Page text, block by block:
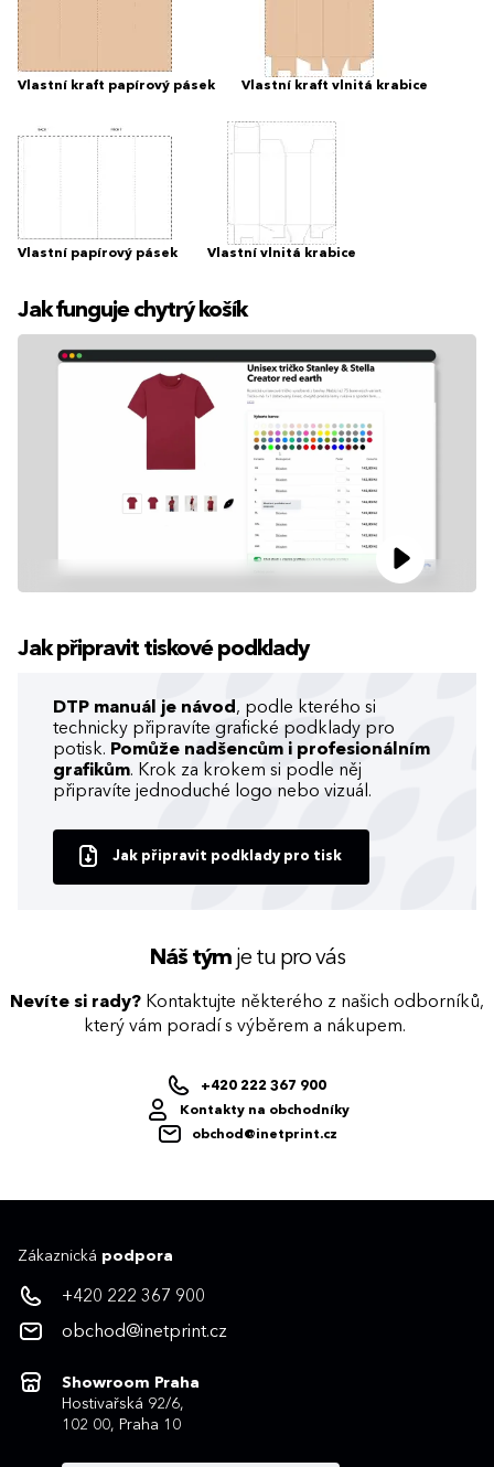
Vlastní kraft papírový pásek Vlastní kraft vlnitá krabice
Vlastní papírový pásek Vlastní vlnitá krabice
Jak funguje chytrý košík
Jak připravit tiskové podklady
DTP manuál je návod , podle kterého si
technicky připravíte grafické podklady pro
potisk. Pomůže nadšencům i profesionálním
grafikům. Krok za krokem si podle něj
připravíte jednoduché logo nebo vizuál.
Jak připravit podklady pro tisk
Náš týmje tu pro vás
Nevíte si rady? Kontaktujte některého z našich odborníků,
který vám poradí s výběrem a nákupem.
+420 222 367 900
Kontakty na obchodníky
obchod@inetprint.cz
Zákaznická podpora
+420 222 367 900
obchod@inetprint.cz
Showroom Praha
Hostivařská 92/6,
102 00, Praha 10